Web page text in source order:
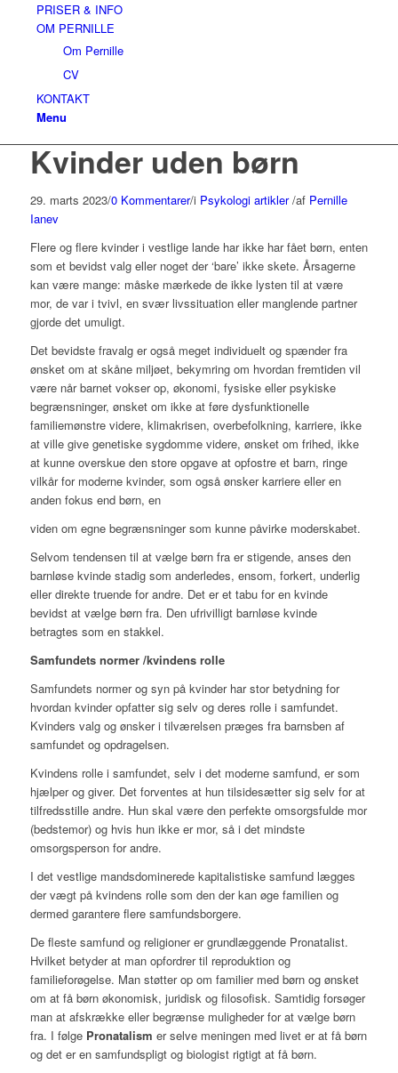
PRISER & INFO
OM PERNILLE
Om Pernille
CV
KONTAKT
Menu
Kvinder uden børn
29. marts 2023/0 Kommentarer/i Psykologi artikler /af Pernille
Ianev
Flere og flere kvinder i vestlige lande har ikke har fået børn, enten
som et bevidst valg eller noget der ‘bare’ ikke skete. Årsagerne
kan være mange: måske mærkede de ikke lysten til at være
mor, de var i tvivl, en svær livssituation eller manglende partner
gjorde det umuligt.
Det bevidste fravalg er også meget individuelt og spænder fra
ønsket om at skåne miljøet, bekymring om hvordan fremtiden vil
være når barnet vokser op, økonomi, fysiske eller psykiske
begrænsninger, ønsket om ikke at føre dysfunktionelle
familiemønstre videre, klimakrisen, overbefolkning, karriere, ikke
at ville give genetiske sygdomme videre, ønsket om frihed, ikke
at kunne overskue den store opgave at opfostre et barn, ringe
vilkår for moderne kvinder, som også ønsker karriere eller en
anden fokus end børn, en
viden om egne begrænsninger som kunne påvirke moderskabet.
Selvom tendensen til at vælge børn fra er stigende, anses den
barnløse kvinde stadig som anderledes, ensom, forkert, underlig
eller direkte truende for andre. Det er et tabu for en kvinde
bevidst at vælge børn fra. Den ufrivilligt barnløse kvinde
betragtes som en stakkel.
Samfundets normer /kvindens rolle
Samfundets normer og syn på kvinder har stor betydning for
hvordan kvinder opfatter sig selv og deres rolle i samfundet.
Kvinders valg og ønsker i tilværelsen præges fra barnsben af
samfundet og opdragelsen.
Kvindens rolle i samfundet, selv i det moderne samfund, er som
hjælper og giver. Det forventes at hun tilsidesætter sig selv for at
tilfredsstille andre. Hun skal være den perfekte omsorgsfulde mor
(bedstemor) og hvis hun ikke er mor, så i det mindste
omsorgsperson for andre.
I det vestlige mandsdominerede kapitalistiske samfund lægges
der vægt på kvindens rolle som den der kan øge familien og
dermed garantere flere samfundsborgere.
De fleste samfund og religioner er grundlæggende Pronatalist.
Hvilket betyder at man opfordrer til reproduktion og
familieforøgelse. Man støtter op om familier med børn og ønsket
om at få børn økonomisk, juridisk og filosofisk. Samtidig forsøger
man at afskrække eller begrænse muligheder for at vælge børn
fra. I følge Pronatalism er selve meningen med livet er at få børn
og det er en samfundspligt og biologist rigtigt at få børn.